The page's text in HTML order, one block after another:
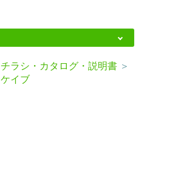
チラシ・カタログ・説明書 ＞
ケイブ